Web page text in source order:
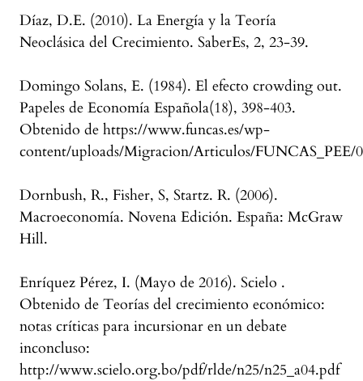
Díaz, D.E. (2010). La Energía y la Teoría
Neoclásica del Crecimiento. SaberEs, 2, 23-39.
Domingo Solans, E. (1984). El efecto crowding out.
Papeles de Economía Española(18), 398-403.
Obtenido de https://www.funcas.es/wp-
content/uploads/Migracion/Articulos/FUNCAS_PEE/
Dornbush, R., Fisher, S, Startz. R. (2006).
Macroeconomía. Novena Edición. España: McGraw
Hill.
Enríquez Pérez, I. (Mayo de 2016). Scielo .
Obtenido de Teorías del crecimiento económico:
notas críticas para incursionar en un debate
inconcluso:
http://www.scielo.org.bo/pdf/rlde/n25/n25_a04.pdf